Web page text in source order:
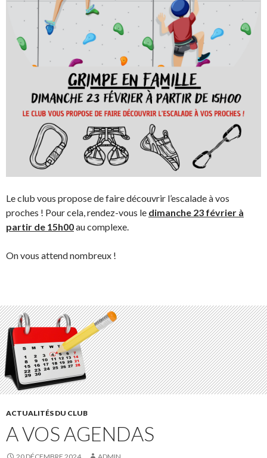
Le club vous propose de faire découvrir l’escalade à vos
proches ! Pour cela, rendez-vous le dimanche 23 février à
partir de 15h00au complexe.
On vous attend nombreux !
ACTUALITÉS DU CLUB
A VOS AGENDAS